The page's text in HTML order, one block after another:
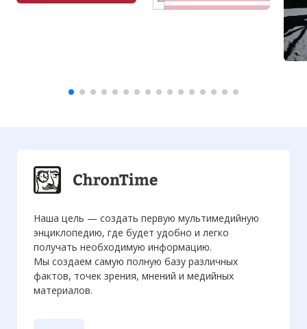
Наша цель — создать первую мультимедийную
энциклопедию, где будет удобно и легко
получать необходимую информацию.
Мы создаем самую полную базу различных
фактов, точек зрения, мнений и медийных
материалов.